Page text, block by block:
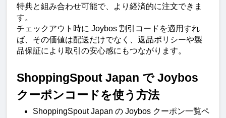
特典と組み合わせ可能で、より経済的に注文できま
す。
チェックアウト時に Joybos 割引コードを適用すれ
ば、その価値は配送だけでなく、返品ポリシーや製
品保証により取引の安心感にもつながります。
ShoppingSpout Japan で Joybos
クーポンコードを使う方法
ShoppingSpout Japan の Joybos クーポン一覧ペ